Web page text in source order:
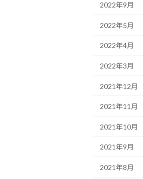
2022年9月
2022年5月
2022年4月
2022年3月
2021年12月
2021年11月
2021年10月
2021年9月
2021年8月